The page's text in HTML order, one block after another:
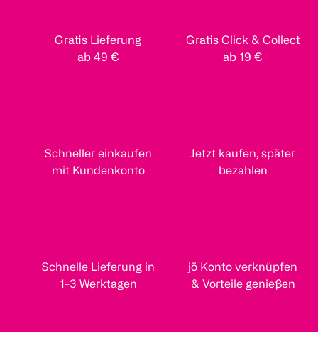
Gratis Lieferung
ab 49 €
Gratis Click & Collect
ab 19 €
Schneller einkaufen
mit Kundenkonto
Jetzt kaufen, später
bezahlen
Schnelle Lieferung in
1-3 Werktagen
jö Konto verknüpfen
& Vorteile genießen